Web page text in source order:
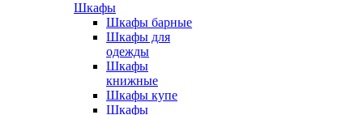
Шкафы
Шкафы барные
Шкафы для
одежды
Шкафы
книжные
Шкафы купе
Шкафы